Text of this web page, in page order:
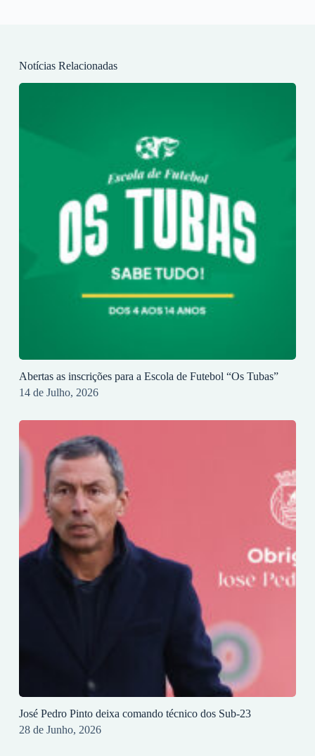
Notícias Relacionadas
Abertas as inscrições para a Escola de Futebol “Os Tubas”
14 de Julho, 2026
José Pedro Pinto deixa comando técnico dos Sub-23
28 de Junho, 2026